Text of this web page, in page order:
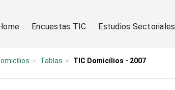
Encuestas TIC Estudios Sectoriales
Tablas TIC Domicílios - 2007